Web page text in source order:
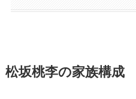
松坂桃李の家族構成